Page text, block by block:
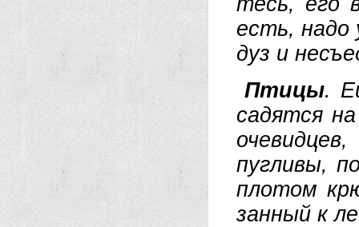
есть, на­до
дуз и
Пти­цы.
са­дят­ся
пуг­ли­вы,
пло­том
зан­ный к